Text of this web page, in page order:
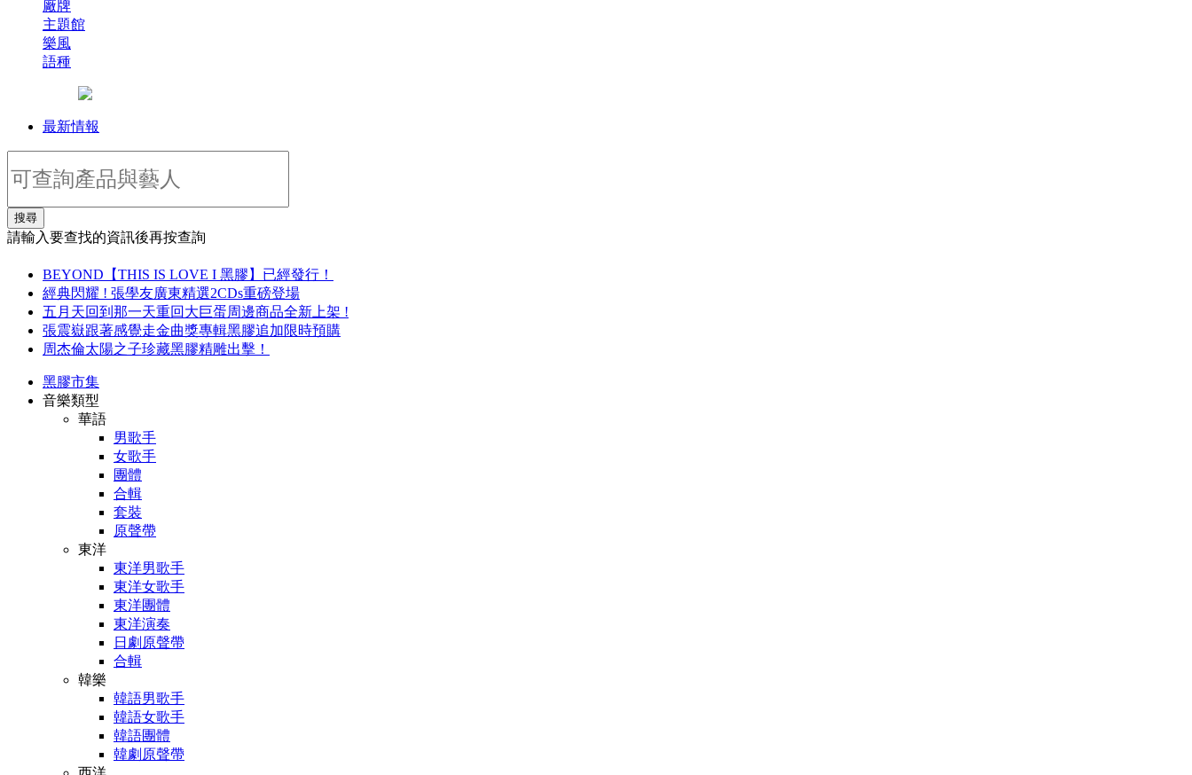
廠牌
主題館
樂風
語種
最新情報
搜尋
請輸入要查找的資訊後再按查詢
BEYOND【THIS IS LOVE I 黑膠】已經發行！
經典閃耀 ! 張學友廣東精選2CDs重磅登場
五月天回到那一天重回大巨蛋周邊商品全新上架 !
張震嶽跟著感覺走金曲獎專輯黑膠追加限時預購
周杰倫太陽之子珍藏黑膠精雕出擊！
黑膠市集
音樂類型
華語
男歌手
女歌手
團體
合輯
套裝
原聲帶
東洋
東洋男歌手
東洋女歌手
東洋團體
東洋演奏
日劇原聲帶
合輯
韓樂
韓語男歌手
韓語女歌手
韓語團體
韓劇原聲帶